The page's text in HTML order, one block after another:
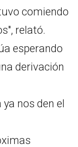
comiendo
relató.
esperando
derivación
nos den el